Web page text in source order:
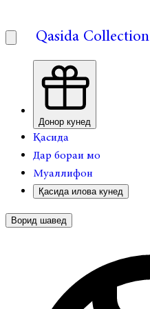
Qasida Collection
Донор кунед
Қасида
Дар бораи мо
Муаллифон
Қасида илова кунед
Ворид шавед